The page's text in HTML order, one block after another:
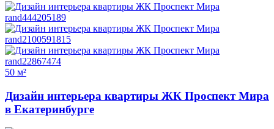
50 м²
Дизайн интерьера квартиры ЖК Проспект Мира
в Екатеринбурге